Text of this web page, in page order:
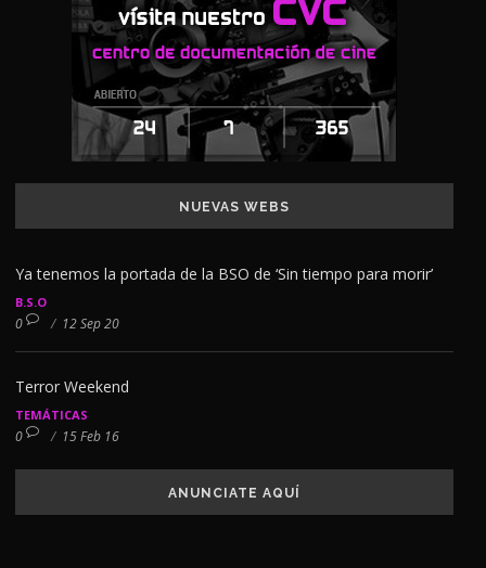
NUEVAS WEBS
Ya tenemos la portada de la BSO de ‘Sin tiempo para morir’
B.S.O
0 / 12 Sep 20
Terror Weekend
TEMÁTICAS
0 / 15 Feb 16
ANUNCIATE AQUÍ